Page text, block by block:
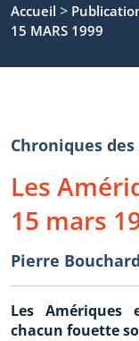
Accueil >
15 MARS 1999
Chroniques
Les
15 mars
Pierre Bouchard
Les Amériques
chacun fouette